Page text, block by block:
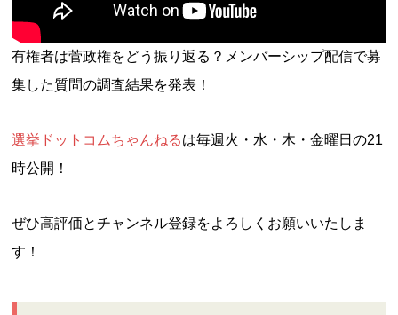
有権者は菅政権をどう振り返る？メンバーシップ配信で募
集した質問の調査結果を発表！
選挙ドットコムちゃんねるは毎週火・水・木・金曜日の21
時公開！
ぜひ高評価とチャンネル登録をよろしくお願いいたしま
す！